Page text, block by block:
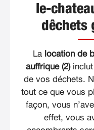
le-
dêchets
La location de
auffrique (2)inclut
de vos déchets.
tout ce que vous
façon, vous
effet, vous